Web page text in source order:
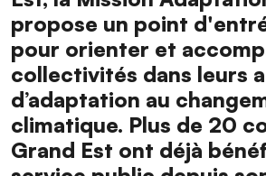
propose un point
pour orienter et
collectivités dans leurs
d’adaptation au
climatique. Plus de 20
Grand Est ont déjà